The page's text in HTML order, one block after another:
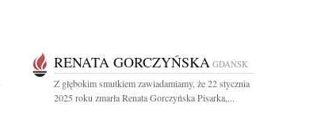
RENATA GORCZYŃSKA GDAŃSK
Z głębokim smutkiem zawiadamiamy, że 22 stycznia
2025 roku zmarła Renata Gorczyńska Pisarka,...